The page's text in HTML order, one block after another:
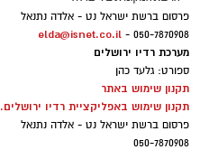
פרסום ברשת ישראל נט - אלדה נתנאל
050-7870908 -
elda@isnet.co.il
מערכת רדיו ירושלים
ספורט: גלעד כהן
תקנון שימוש באתר
תקנון שימוש באפליקציית רדיו ירושלים.
פרסום ברשת ישראל נט - אלדה נתנאל
050-7870908